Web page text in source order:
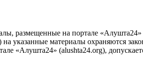
размещенные на портале
указанные материалы охраняются
«Алушта24» (alushta24.org),